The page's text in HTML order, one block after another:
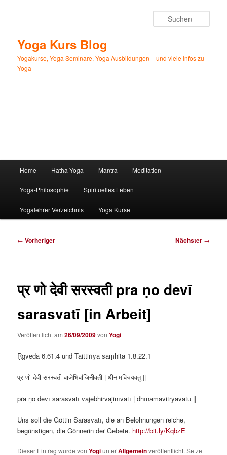
Yoga Kurs Blog
Yogakurse, Yoga Seminare, Yoga Ausbildungen – und viele Infos zu
Yoga
Home Hatha Yoga Mantra Meditation
Yoga-Philosophie Spirituelles Leben
Yogalehrer Verzeichnis Yoga Kurse
Beitragsnavigation
← Vorheriger Nächster →
प्र णो देवी सरस्वती pra ṇo devī
sarasvatī [in Arbeit]
Veröffentlicht am26/09/2009vonYogi
Ṛgveda 6.61.4 und Taittirīya saṃhitā 1.8.22.1
प्र णो देवी सरस्वती वाजेभिर्वाजिनीवती | धीनामवित्र्यवतु ||
pra ṇo devī sarasvatī vājebhirvājinīvatī | dhīnāmavitryavatu ||
Uns soll die Göttin Sarasvatī, die an Belohnungen reiche,
begünstigen, die Gönnerin der Gebete. http://bit.ly/KqbzE
Dieser Eintrag wurde vonYogiunterAllgemeinveröffentlicht. Setze